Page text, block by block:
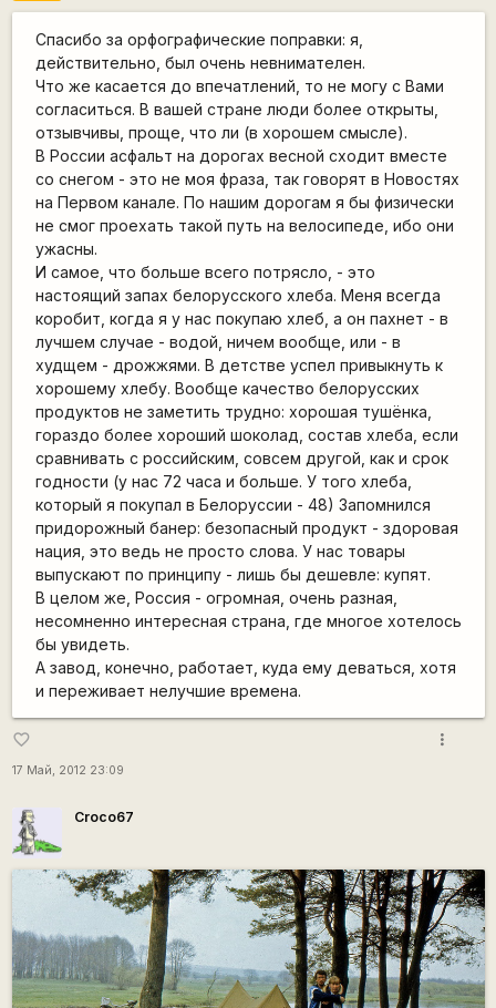
Спасибо за орфографические поправки: я,
действительно, был очень невнимателен.
Что же касается до впечатлений, то не могу с Вами
согласиться. В вашей стране люди более открыты,
отзывчивы, проще, что ли (в хорошем смысле).
В России асфальт на дорогах весной сходит вместе
со снегом - это не моя фраза, так говорят в Новостях
на Первом канале. По нашим дорогам я бы физически
не смог проехать такой путь на велосипеде, ибо они
ужасны.
И самое, что больше всего потрясло, - это
настоящий запах белорусского хлеба. Меня всегда
коробит, когда я у нас покупаю хлеб, а он пахнет - в
лучшем случае - водой, ничем вообще, или - в
худщем - дрожжями. В детстве успел привыкнуть к
хорошему хлебу. Вообще качество белорусских
продуктов не заметить трудно: хорошая тушёнка,
гораздо более хороший шоколад, состав хлеба, если
сравнивать с российским, совсем другой, как и срок
годности (у нас 72 часа и больше. У того хлеба,
который я покупал в Белоруссии - 48) Запомнился
придорожный банер: безопасный продукт - здоровая
нация, это ведь не просто слова. У нас товары
выпускают по принципу - лишь бы дешевле: купят.
В целом же, Россия - огромная, очень разная,
несомненно интересная страна, где многое хотелось
бы увидеть.
А завод, конечно, работает, куда ему деваться, хотя
и переживает нелучшие времена.
favorite_border
17 Май, 2012 23:09
more_vert
Сroco67